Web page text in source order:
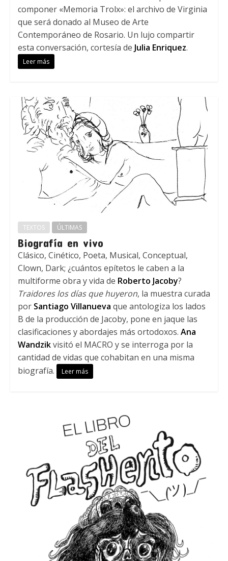
componer «Memoria Trolx»: el archivo de Virginia
que será donado al Museo de Arte
Contemporáneo de Rosario. Un lujo compartir
esta conversación, cortesía de Julia Enriquez.
Leer más
TEXTOS ÚLTIMAS
Biografía en vivo
Clásico, Cinético, Poeta, Musical, Conceptual,
Clown, Dark; ¿cuántos epítetos le caben a la
multiforme obra y vida de Roberto Jacoby?
Traidores los días que huyeron, la muestra curada
por Santiago Villanueva que antologiza los lados
B de la producción de Jacoby, pone en jaque las
clasificaciones y abordajes más ortodoxos. Ana
Wandzikvisitó el MACRO y se interroga por la
cantidad de vidas que cohabitan en una misma
biografía.
Leer más